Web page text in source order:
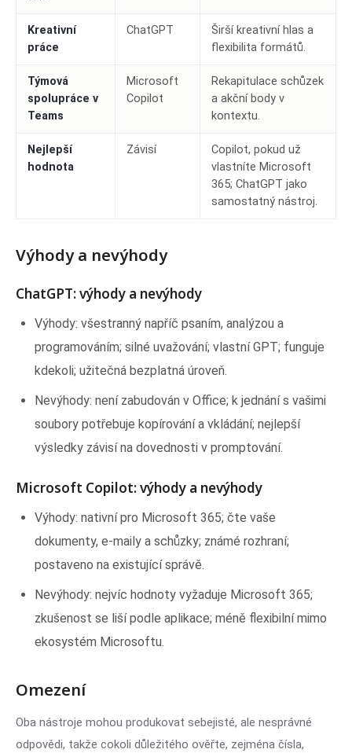
Kreativní
práce
ChatGPT
Širší kreativní hlas a
flexibilita formátů.
Týmová
spolupráce v
Teams
Microsoft
Copilot
Rekapitulace schůzek
a akční body v
kontextu.
Nejlepší
hodnota
Závisí
Copilot, pokud už
vlastníte Microsoft
365; ChatGPT jako
samostatný nástroj.
Výhody a nevýhody
ChatGPT: výhody a nevýhody
Výhody: všestranný napříč psaním, analýzou a
programováním; silné uvažování; vlastní GPT; funguje
kdekoli; užitečná bezplatná úroveň.
Nevýhody: není zabudován v Office; k jednání s vašimi
soubory potřebuje kopírování a vkládání; nejlepší
výsledky závisí na dovednosti v promptování.
Microsoft Copilot: výhody a nevýhody
Výhody: nativní pro Microsoft 365; čte vaše
dokumenty, e-maily a schůzky; známé rozhraní;
postaveno na existující správě.
Nevýhody: nejvíc hodnoty vyžaduje Microsoft 365;
zkušenost se liší podle aplikace; méně flexibilní mimo
ekosystém Microsoftu.
Omezení
Oba nástroje mohou produkovat sebejisté, ale nesprávné
odpovědi, takže cokoli důležitého ověřte, zejména čísla,